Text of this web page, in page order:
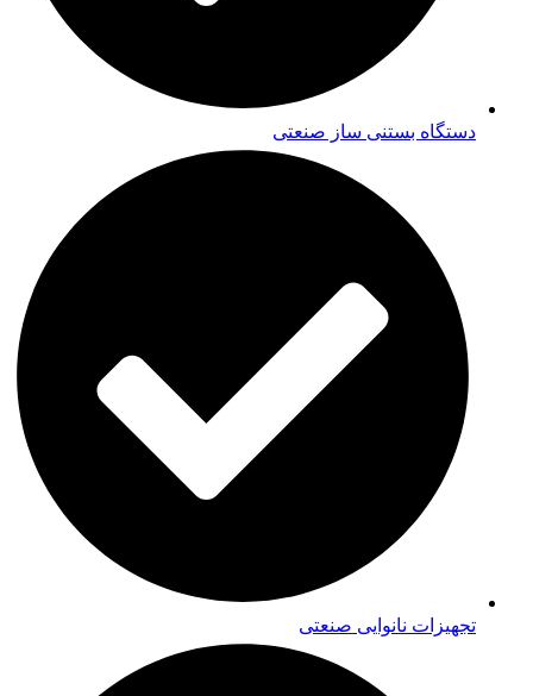
دستگاه بستنی ساز صنعتی
تجهیزات نانوایی صنعتی